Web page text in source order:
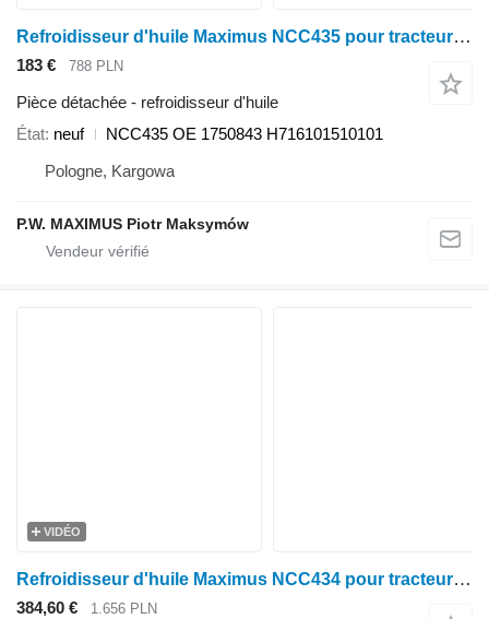
Refroidisseur d'huile Maximus NCC435 pour tracteur à roues Fendt Farmer 409 Vario, Farmer 410 Vario, Farmer 411 Vario, Farmer 412 Vario, FAVORIT 711 VARIO, 712 Vario, 714 Vario, 716 Vario T2
183 € 788 PLN
Pièce détachée - refroidisseur d'huile
État neuf
NCC435 OE 1750843 H716101510101
Pologne, Kargowa
P.W. MAXIMUS Piotr Maksymów
VIDÉO
Refroidisseur d'huile Maximus NCC434 pour tracteur à roues Fendt Farmer 409 Vario, Farmer 410 Vario, Farmer 411 Vario, Farmer 412 Vario, FAVORIT 711 VARIO, 712 Vario, 714 Vario, 716 Vario T2
384,60 € 1.656 PLN